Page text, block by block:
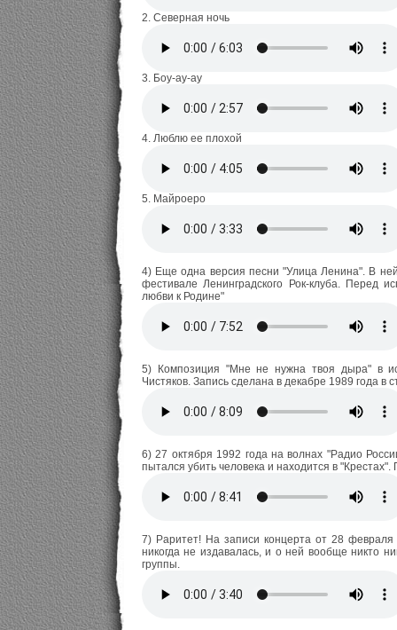
2. Северная ночь
3. Боу-ау-ау
4. Люблю ее плохой
5. Майроеро
4) Еще одна версия песни "Улица Ленина". В
фестивале Ленинградского Рок-клуба. Перед
любви к Родине"
5) Композиция "Мне не нужна твоя дыра" в
Чистяков. Запись сделана в декабре 1989 года в
6) 27 октября 1992 года на волнах "Радио
пытался убить человека и находится в
7) Раритет! На записи концерта от 28 февраля
никогда не издавалась, и о ней вообще никто
группы.